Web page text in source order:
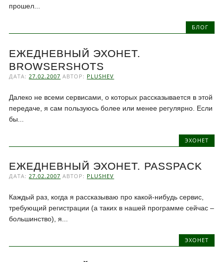
прошел...
БЛОГ
ЕЖЕДНЕВНЫЙ ЭХОНЕТ.
BROWSERSHOTS
ДАТА: 27.02.2007 АВТОР: PLUSHEV
Далеко не всеми сервисами, о которых рассказывается в этой
передаче, я сам пользуюсь более или менее регулярно. Если
бы...
ЭХОНЕТ
ЕЖЕДНЕВНЫЙ ЭХОНЕТ. PASSPACK
ДАТА:27.02.2007 АВТОР: PLUSHEV
Каждый раз, когда я рассказываю про какой-нибудь сервис,
требующий регистрации (а таких в нашей программе сейчас –
большинство), я...
ЭХОНЕТ